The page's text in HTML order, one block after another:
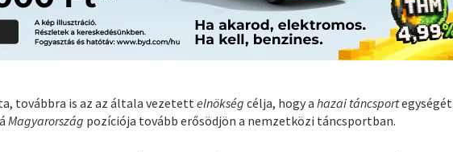
továbbra is az az általa vezetettelnökség célja, hogy ahazai táncsportegységét
Magyarország pozíciója tovább erősödjön a nemzetközi táncsportban.